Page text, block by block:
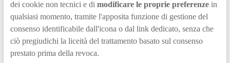
dei cookie non tecnici e di modificare le proprie preferenzein
qualsiasi momento, tramite l'apposita funzione di gestione del
consenso identificabile dall'icona o dal link dedicato, senza che
ciò pregiudichi la liceità del trattamento basato sul consenso
prestato prima della revoca.